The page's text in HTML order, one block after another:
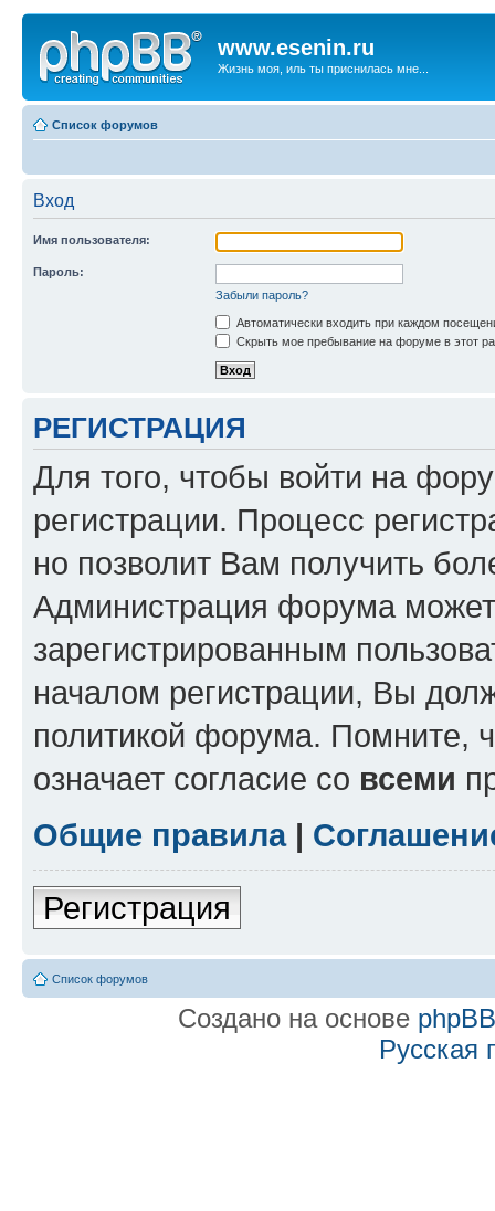
www.esenin.ru
Жизнь моя, иль ты приснилась мне...
Список форумов
Вход
Имя пользователя:
Пароль:
Забыли пароль?
Автоматически входить при каждом
Скрыть мое пребывание на форуме в этот
РЕГИСТРАЦИЯ
Для того, чтобы войти на
регистрации. Процесс
но позволит Вам получить
Администрация форума может
зарегистрированным
началом регистрации, Вы
политикой форума. Помните,
означает согласие со всеми
Общие правила|
Регистрация
Список форумов
Создано на основе phpBB
Русская